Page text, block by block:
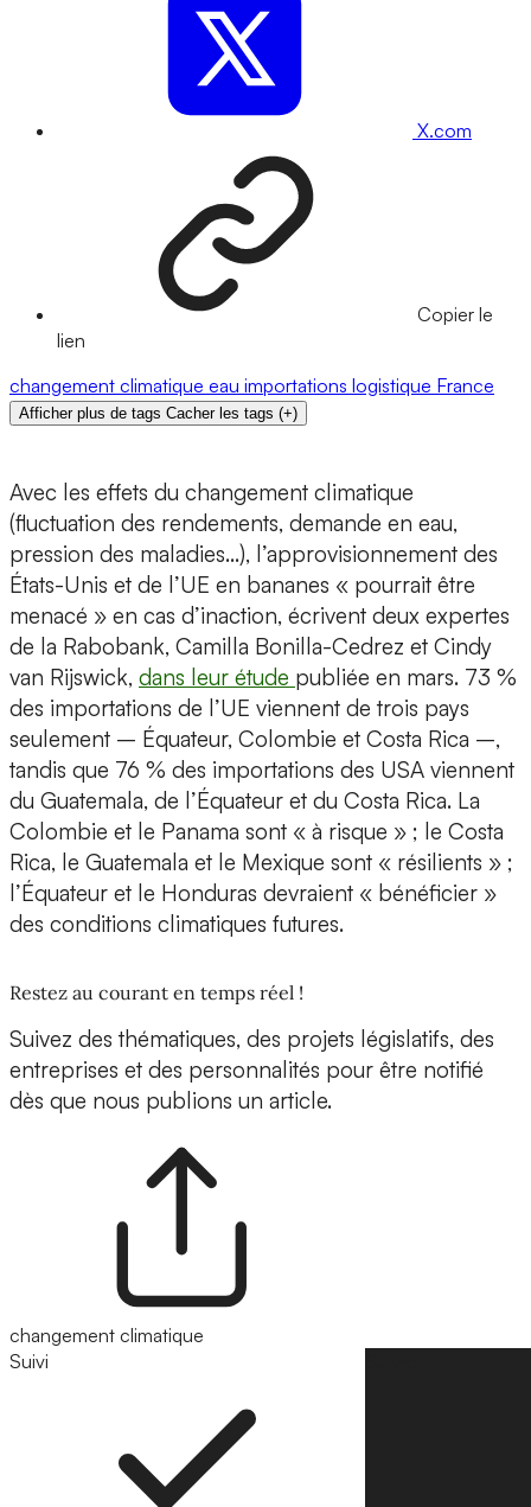
X.com
Copier le
lien
changement climatique eau importations logistique France
Afficher plus de tags Cacher les tags (+)
Avec les effets du changement climatique
(fluctuation des rendements, demande en eau,
pression des maladies…), l’approvisionnement des
États-Unis et de l’UE en bananes « pourrait être
menacé » en cas d’inaction, écrivent deux expertes
de la Rabobank, Camilla Bonilla-Cedrez et Cindy
van Rijswick, dans leur étude publiée en mars. 73 %
des importations de l’UE viennent de trois pays
seulement – Équateur, Colombie et Costa Rica –,
tandis que 76 % des importations des USA viennent
du Guatemala, de l’Équateur et du Costa Rica. La
Colombie et le Panama sont « à risque » ; le Costa
Rica, le Guatemala et le Mexique sont « résilients » ;
l’Équateur et le Honduras devraient « bénéficier »
des conditions climatiques futures.
Restez au courant en temps réel !
Suivez des thématiques, des projets législatifs, des
entreprises et des personnalités pour être notifié
dès que nous publions un article.
changement climatique
Suivi